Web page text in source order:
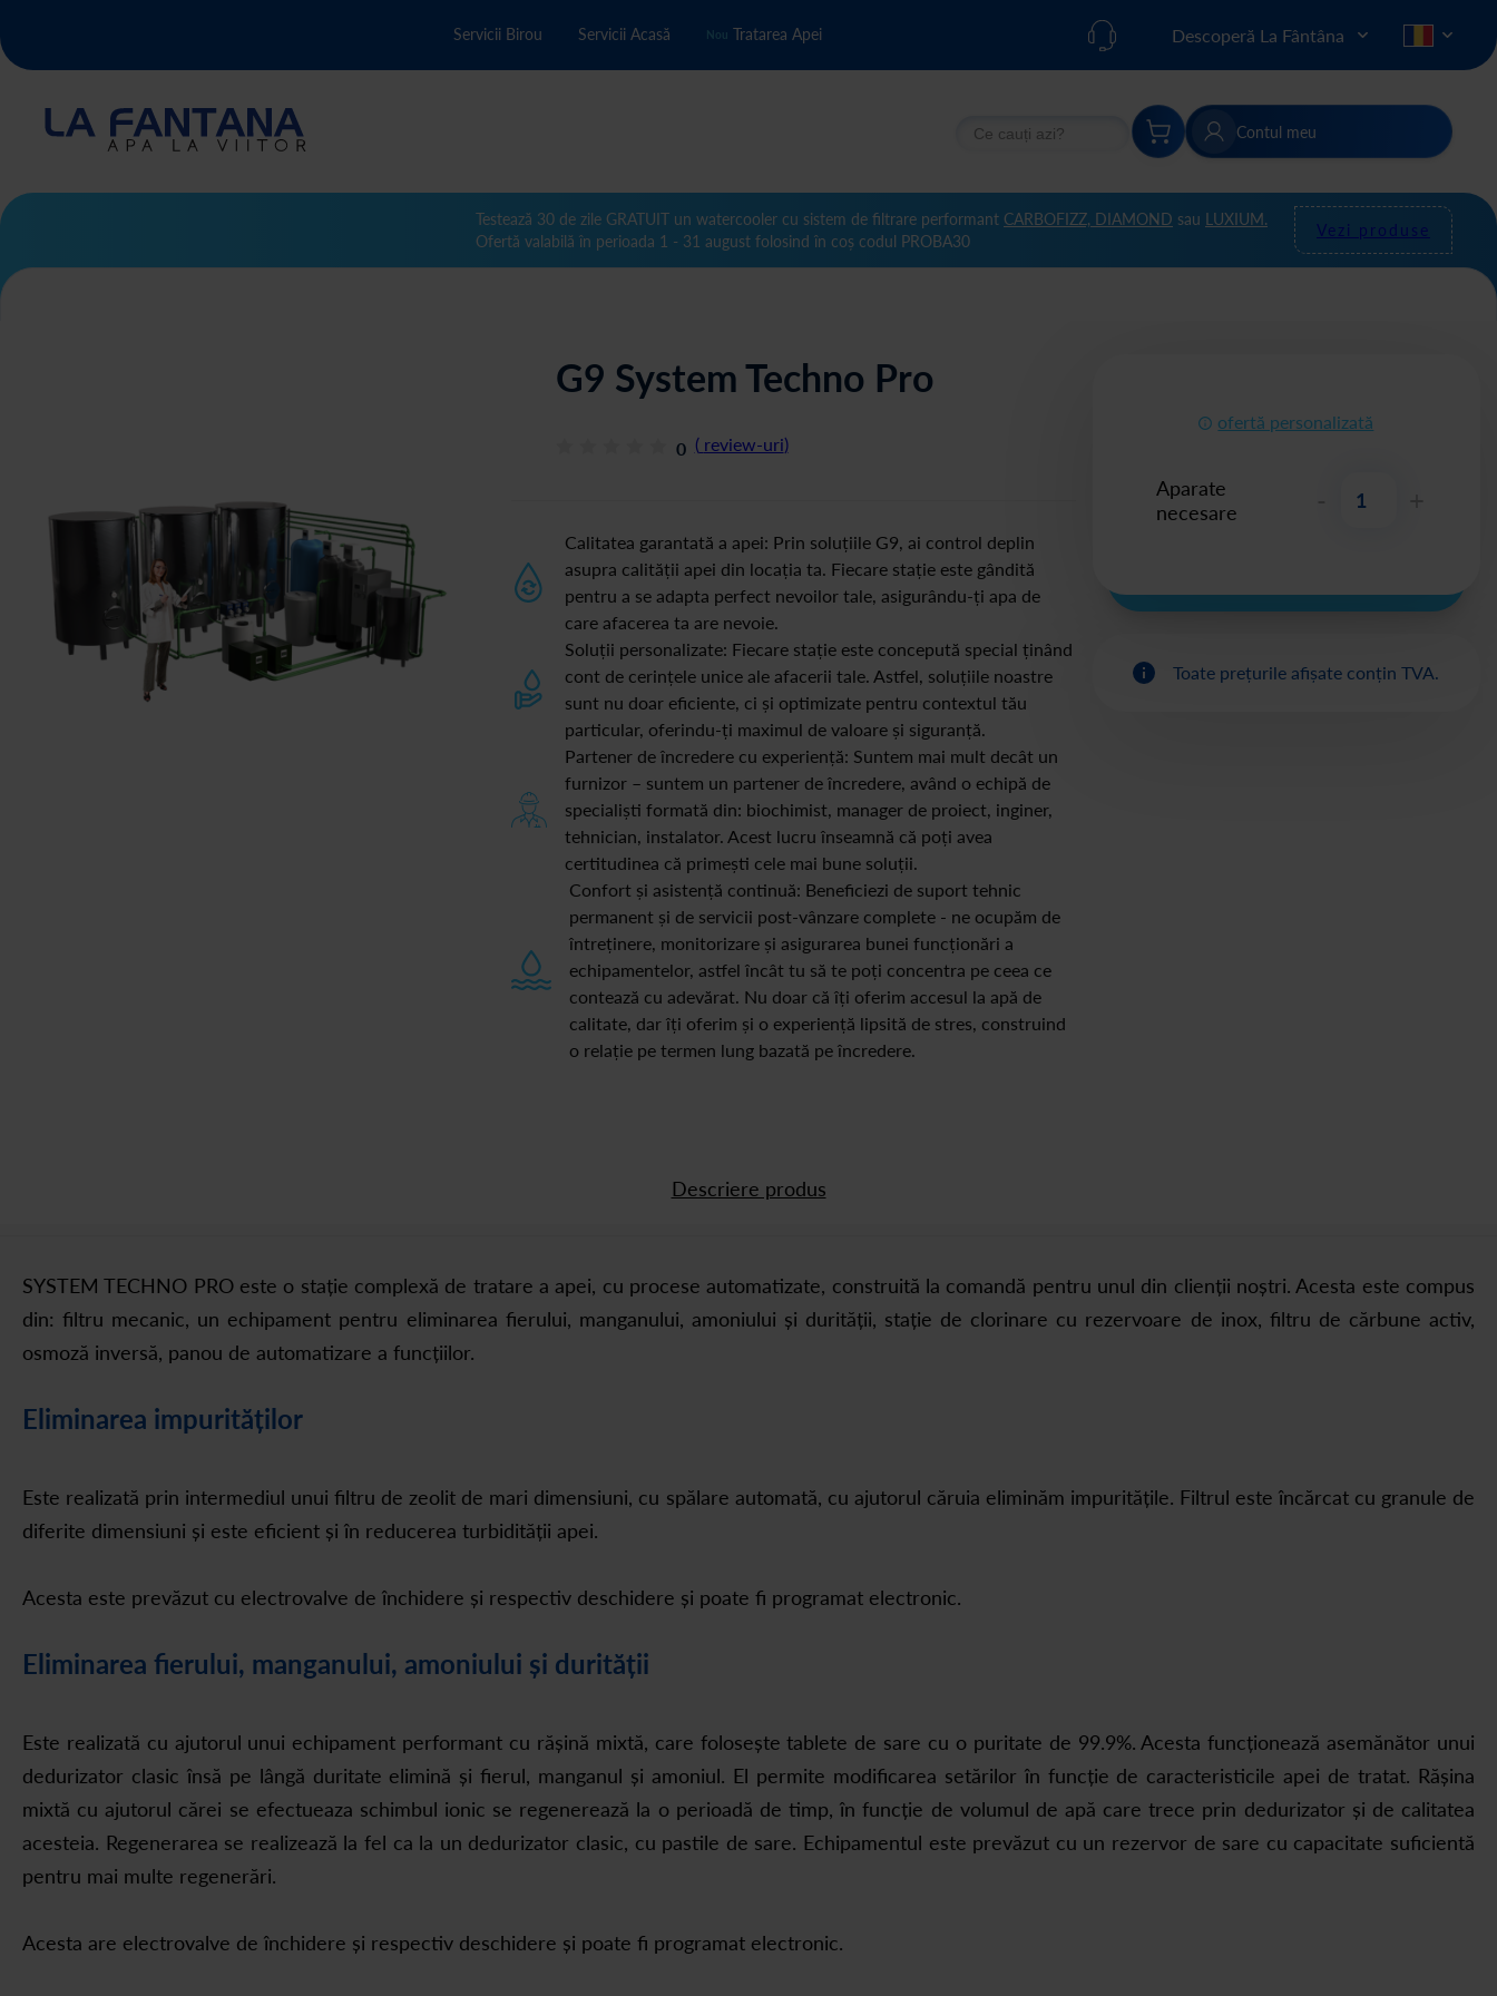
Servicii Birou Servicii Acasă Nou Tratarea Apei Descoperă La Fântâna
Căutare Căutare Contul meu
Testează 30 de zile GRATUIT un watercooler cu sistem de filtrare performant CARBOFIZZ, DIAMOND sau LUXIUM.
Ofertă valabilă în perioada 1 - 31 august folosind în coș codul PROBA30
Vezi produse
G9 System Techno Pro
0 ( review-uri)
Calitatea garantată a apei: Prin soluțiile G9, ai control deplin
asupra calității apei din locația ta. Fiecare stație este gândită
pentru a se adapta perfect nevoilor tale, asigurându-ți apa de
care afacerea ta are nevoie.
Soluții personalizate: Fiecare stație este concepută special ținând
cont de cerințele unice ale afacerii tale. Astfel, soluțiile noastre
sunt nu doar eficiente, ci și optimizate pentru contextul tău
particular, oferindu-ți maximul de valoare și siguranță.
Partener de încredere cu experiență: Suntem mai mult decât un
furnizor – suntem un partener de încredere, având o echipă de
specialiști formată din: biochimist, manager de proiect, inginer,
tehnician, instalator. Acest lucru înseamnă că poți avea
certitudinea că primești cele mai bune soluții.
Confort și asistență continuă: Beneficiezi de suport tehnic
permanent și de servicii post-vânzare complete - ne ocupăm de
întreținere, monitorizare și asigurarea bunei funcționări a
echipamentelor, astfel încât tu să te poți concentra pe ceea ce
contează cu adevărat. Nu doar că îți oferim accesul la apă de
calitate, dar îți oferim și o experiență lipsită de stres, construind
o relație pe termen lung bazată pe încredere.
Aparate
necesare
ofertă personalizată
Toate prețurile afișate conțin TVA.
Descriere produs
SYSTEM TECHNO PRO este o stație complexă de tratare a apei, cu procese automatizate, construită la comandă pentru unul din clienții noștri. Acesta este compus
din: filtru mecanic, un echipament pentru eliminarea fierului, manganului, amoniului și durității, stație de clorinare cu rezervoare de inox, filtru de cărbune activ,
osmoză inversă, panou de automatizare a funcțiilor.
Eliminarea impurităților
Este realizată prin intermediul unui filtru de zeolit de mari dimensiuni, cu spălare automată, cu ajutorul căruia eliminăm impuritățile. Filtrul este încărcat cu granule de
diferite dimensiuni și este eficient și în reducerea turbidității apei.
Acesta este prevăzut cu electrovalve de închidere și respectiv deschidere și poate fi programat electronic.
Eliminarea fierului, manganului, amoniului și durității
Este realizată cu ajutorul unui echipament performant cu rășină mixtă, care folosește tablete de sare cu o puritate de 99.9%. Acesta funcționează asemănător unui
dedurizator clasic însă pe lângă duritate elimină și fierul, manganul și amoniul. El permite modificarea setărilor în funcție de caracteristicile apei de tratat. Rășina
mixtă cu ajutorul cărei se efectueaza schimbul ionic se regenerează la o perioadă de timp, în funcție de volumul de apă care trece prin dedurizator și de calitatea
acesteia. Regenerarea se realizează la fel ca la un dedurizator clasic, cu pastile de sare. Echipamentul este prevăzut cu un rezervor de sare cu capacitate suficientă
pentru mai multe regenerări.
Acesta are electrovalve de închidere și respectiv deschidere și poate fi programat electronic.